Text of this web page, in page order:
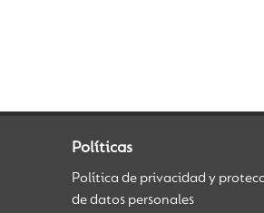
Políticas
Política de privacidad y
de datos personales